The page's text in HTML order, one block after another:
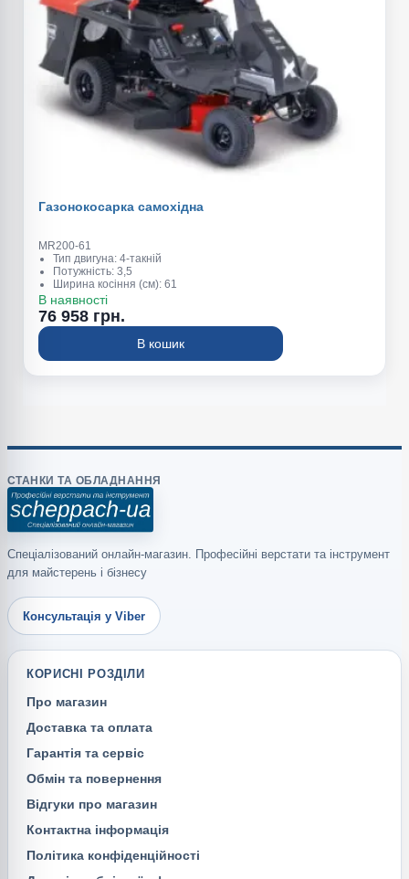
Газонокосарка самохідна
MR200-61
Тип двигуна: 4-такній
Потужність: 3,5
Ширина косіння (см): 61
Висота косіння (мм): 35-75
Об'єм травозбірника (л): 150
В наявності
76 958 грн.
В кошик
СТАНКИ ТА ОБЛАДНАННЯ
Спеціалізований онлайн-магазин. Професійні верстати та інструмент
для майстерень і бізнесу
Консультація у Viber
КОРИСНІ РОЗДІЛИ
Про магазин
Доставка та оплата
Гарантія та сервіс
Обмін та повернення
Відгуки про магазин
Контактна інформація
Політика конфіденційності